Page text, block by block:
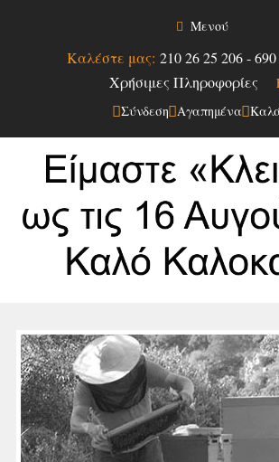
Μενού
Καλέστε μας: 210 26 25 206-
Χρήσιμες Πληροφορίες
Σύνδεση Αγαπημένα